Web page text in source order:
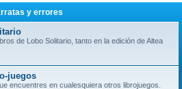
y errores
de Lobo Solitario, tanto en la edición de Altea
juegos
encuentres en cualesquiera otros librojuegos.